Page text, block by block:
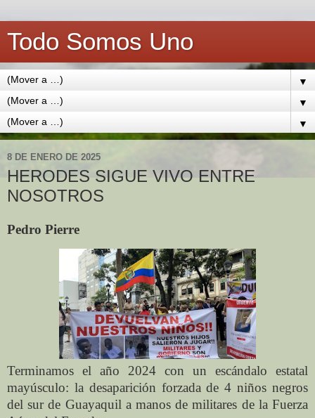
Todo Somos Uno
▼
▼
▼
8 DE ENERO DE 2025
HERODES SIGUE VIVO ENTRE
NOSOTROS
Pedro Pierre
Terminamos el año 2024 con un escándalo estatal
mayúsculo: la desaparición forzada de 4 niños negros
del sur de Guayaquil a manos de militares de la Fuerza